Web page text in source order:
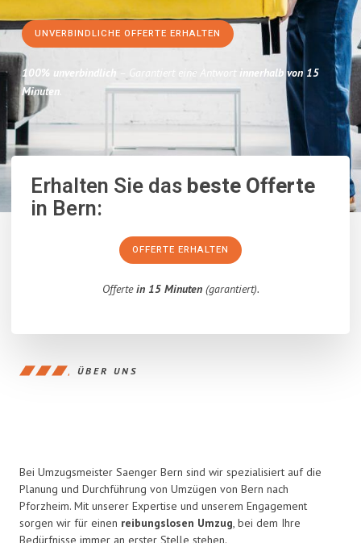
UNVERBINDLICHE OFFERTE ERHALTEN
100% unverbindlich – Garantiert eine Antwort innerhalb von 15
Minuten.
Erhalten Sie dasbeste Offerte
in Bern:
OFFERTE ERHALTEN
Offertein 15 Minuten(garantiert).
ÜBER UNS
Bei Umzugsmeister Saenger Bern sind wir spezialisiert auf die
Planung und Durchführung von Umzügen von Bern nach
Pforzheim. Mit unserer Expertise und unserem Engagement
sorgen wir für einen reibungslosen Umzug, bei dem Ihre
Bedürfnisse immer an erster Stelle stehen.